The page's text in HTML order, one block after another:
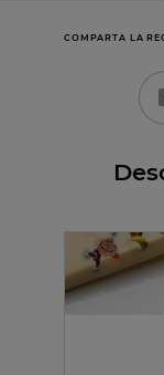
COMPARTA LA